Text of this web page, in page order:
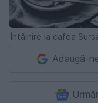
Întâlnire la cafea
Adaugă-